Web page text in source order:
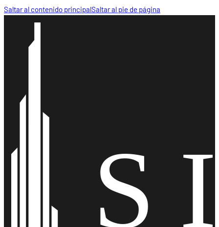
Saltar al contenido principalSaltar al pie de página